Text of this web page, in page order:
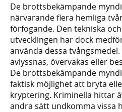
De brottsbekämpande
närvarande flera hemliga
förfogande. Den tekniska
utvecklingen har dock
använda dessa
avlyssnas, övervakas eller
De brottsbekämpande
faktisk möjlighet att bryta
kryptering. Kriminella hittar
andra sätt undkomma vissa